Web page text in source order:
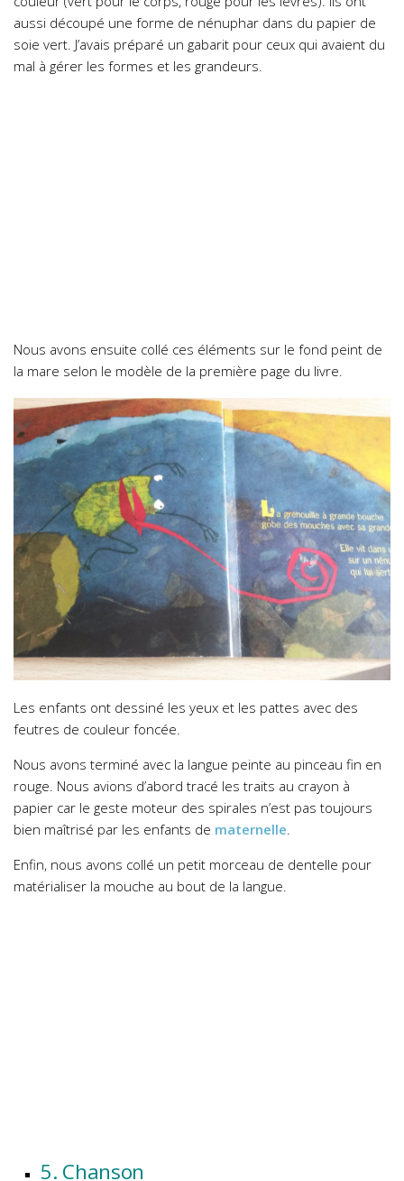
aussi découpé une forme de nénuphar dans du papier de
soie vert. J’avais préparé un gabarit pour ceux qui avaient du
mal à gérer les formes et les grandeurs.
Nous avons ensuite collé ces éléments sur le fond peint de
la mare selon le modèle de la première page du livre.
Les enfants ont dessiné les yeux et les pattes avec des
feutres de couleur foncée.
Nous avons terminé avec la langue peinte au pinceau fin en
rouge. Nous avions d’abord tracé les traits au crayon à
papier car le geste moteur des spirales n’est pas toujours
bien maîtrisé par les enfants de maternelle.
Enfin, nous avons collé un petit morceau de dentelle pour
matérialiser la mouche au bout de la langue.
5. Chanson